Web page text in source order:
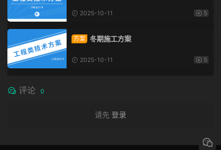
2025-10-11 5
方案 冬期施工方案
2025-10-11 5
评论 0
请先 登录